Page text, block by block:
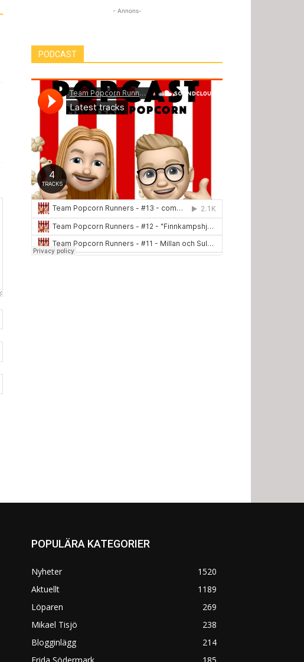
- Annons-
PODCAST
POPULÄRA KATEGORIER
Nyheter
1520
Aktuellt
1189
Löparen
269
Mikael Tisjö
238
Blogginlägg
214
Frida Södermark
185